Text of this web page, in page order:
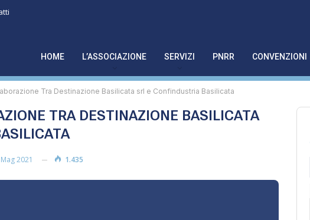
HOME L’ASSOCIAZIONE SERVIZI PNRR CONVENZIONI
Tra Destinazione Basilicata srl e Confindustria Basilicata
TRA DESTINAZIONE BASILICATA
2021 1.435